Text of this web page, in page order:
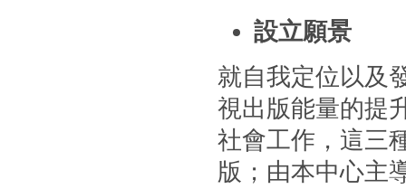
設立願景
就自我定位以及
視出版能量的提
社會工作，這三
版；由本中心主